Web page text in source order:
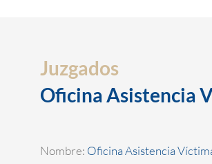
Juzgados
Oficina Asistencia
Nombre: Oficina Asistencia